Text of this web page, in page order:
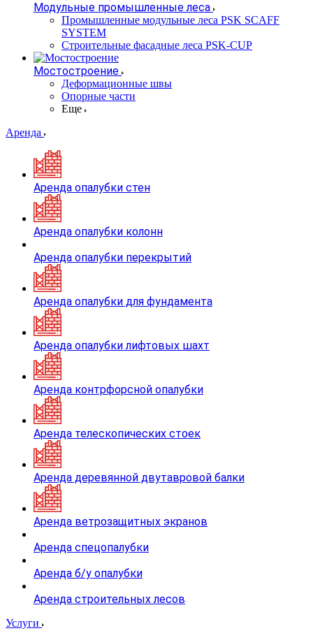
Модульные промышленные леса
Промышленные модульные леса PSK SCAFF
SYSTEM
Строительные фасадные леса PSK-CUP
Мостостроение
Деформационные швы
Опорные части
Еще
Аренда
Аренда опалубки стен
Аренда опалубки колонн
Аренда опалубки перекрытий
Аренда опалубки для фундамента
Аренда опалубки лифтовых шахт
Аренда контрфорсной опалубки
Аренда телескопических стоек
Аренда деревянной двутавровой балки
Аренда ветрозащитных экранов
Аренда спецопалубки
Аренда б/у опалубки
Аренда строительных лесов
Услуги